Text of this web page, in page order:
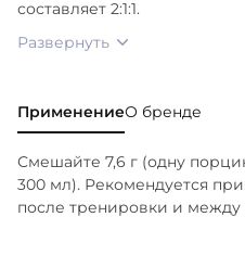
составляет 2:1:1.
Развернуть
ПрименениеО бренде
Смешайте 7,6 г (одну
300 мл). Рекомендуется
после тренировки и